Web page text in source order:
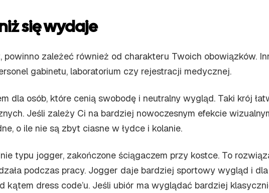
się wydaje
zależeć również od charakteru Twoich obowiązków.
gabinetu, laboratorium czy rejestracji medycznej.
dla osób, które cenią swobodę i neutralny wygląd. Taki krój
Jeśli zależy Ci na bardziej nowoczesnym efekcie
o ile nie są zbyt ciasne w łydce i kolanie.
typu jogger, zakończone ściągaczem przy kostce. To
podczas pracy. Jogger daje bardziej sportowy wygląd i
dress code’u. Jeśli ubiór ma wyglądać bardziej